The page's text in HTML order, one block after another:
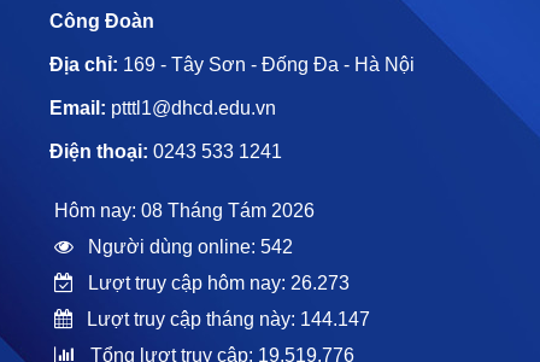
Công Đoàn
Địa chỉ: 169 - Tây Sơn - Đống Đa - Hà Nội
Email: ptttl1@dhcd.edu.vn
Điện thoại: 0243 533 1241
Hôm nay: 08 Tháng Tám 2026
Người dùng online: 542
Lượt truy cập hôm nay: 26.273
Lượt truy cập tháng này: 144.147
Tổng lượt truy cập: 19.519.776